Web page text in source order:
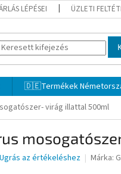
LÉPÉSEI ÜZLETI
🇩🇪Termékek
virág illattal 500ml
Ugrás az értékeléshez Márka: